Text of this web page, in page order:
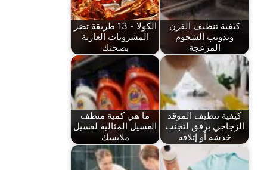
كيفية تنظيف الفرن
وتذويب الشحوم
المزعجة
الكولا - 13 طريقة تضر
المشروبات الغازية
بصحتك
كيفية تنظيف الموقد
الزجاجي برفق لتجنب
خدشه أو إتلافه
ما هي كمية منظف
الغسيل المثالية لغسيل
ملابسك